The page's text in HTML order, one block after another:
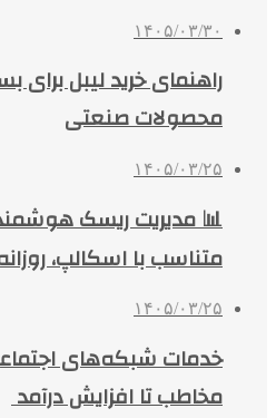
۱۴۰۵/۰۳/۳۰
راهنمای خرید لیبل برای
محصولات صنعتی
۱۴۰۵/۰۳/۲۵
📊 مدیریت ریسک
متناسب با اسکالپ،
۱۴۰۵/۰۳/۲۵
مخاطب تا افزایش درآمد